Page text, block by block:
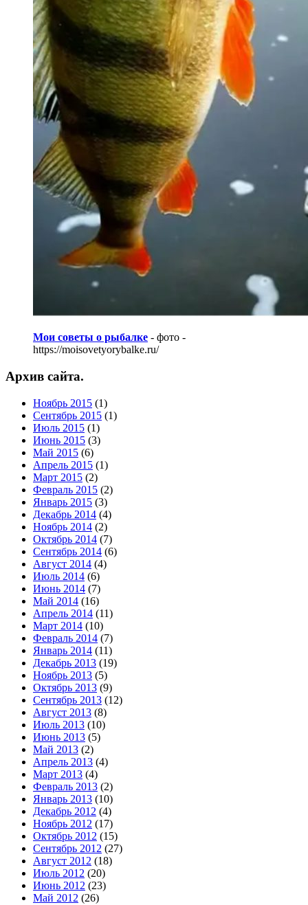
Мои советы о рыбалке - фото -
https://moisovetyorybalke.ru/
Архив сайта.
Ноябрь 2015 (1)
Сентябрь 2015 (1)
Июль 2015 (1)
Июнь 2015 (3)
Май 2015 (6)
Апрель 2015 (1)
Март 2015 (2)
Февраль 2015 (2)
Январь 2015 (3)
Декабрь 2014 (4)
Ноябрь 2014 (2)
Октябрь 2014 (7)
Сентябрь 2014 (6)
Август 2014 (4)
Июль 2014 (6)
Июнь 2014 (7)
Май 2014 (16)
Апрель 2014 (11)
Март 2014 (10)
Февраль 2014 (7)
Январь 2014 (11)
Декабрь 2013 (19)
Ноябрь 2013 (5)
Октябрь 2013 (9)
Сентябрь 2013 (12)
Август 2013 (8)
Июль 2013 (10)
Июнь 2013 (5)
Май 2013 (2)
Апрель 2013 (4)
Март 2013 (4)
Февраль 2013 (2)
Январь 2013 (10)
Декабрь 2012 (4)
Ноябрь 2012 (17)
Октябрь 2012 (15)
Сентябрь 2012 (27)
Август 2012 (18)
Июль 2012 (20)
Июнь 2012 (23)
Май 2012 (26)